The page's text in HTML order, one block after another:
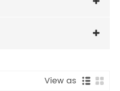
View as